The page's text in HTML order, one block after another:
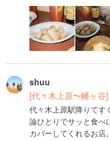
shuu
[代々木上原〜幡ヶ谷]
代々木上原駅降りてす
論ひとりでサッと食べ
カバーしてくれるお店。